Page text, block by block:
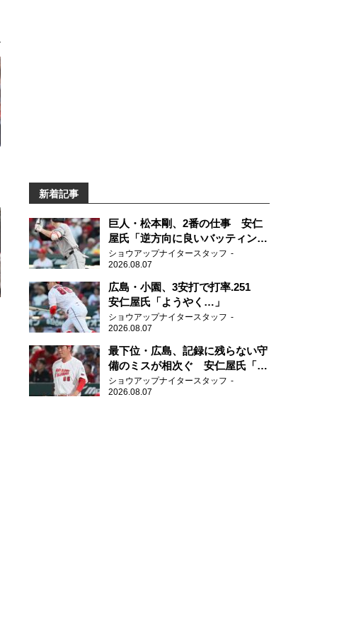
新着記事
巨人・松本剛、2番の仕事 安仁
屋氏「逆方向に良いバッティン
グ」
ショウアップナイタースタッフ
2026.08.07
広島・小園、3安打で打率.251
安仁屋氏「ようやく…」
ショウアップナイタースタッフ
2026.08.07
最下位・広島、記録に残らない守
備のミスが相次ぐ 安仁屋氏「最
近守りのミスが多い」
ショウアップナイタースタッフ
2026.08.07